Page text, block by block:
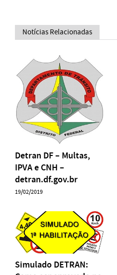
Notícias Relacionadas
Detran DF – Multas,
IPVA e CNH –
detran.df.gov.br
19/02/2019
Simulado DETRAN: